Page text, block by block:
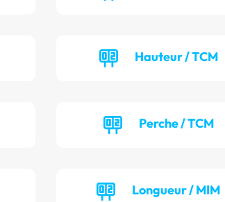
Hauteur / TCM
Perche / TCM
Longueur / MIM